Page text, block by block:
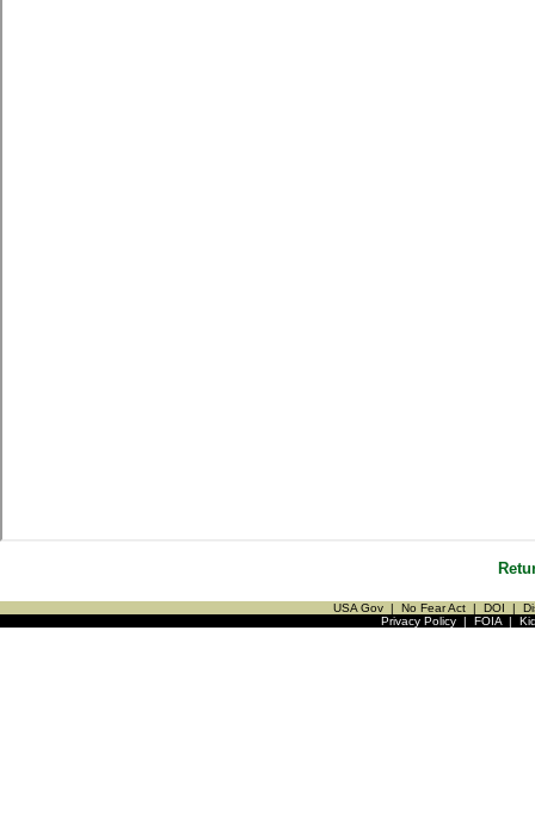
USA Gov | No Fear Act | DOI |
Privacy Policy| FOIA|